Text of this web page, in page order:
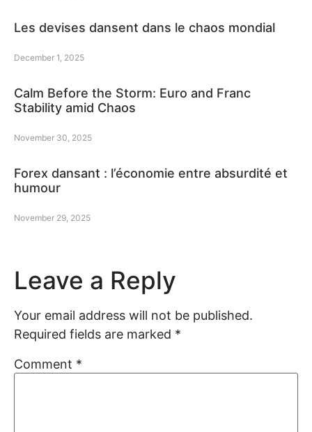
Les devises dansent dans le chaos mondial
December 1, 2025
Calm Before the Storm: Euro and Franc
Stability amid Chaos
November 30, 2025
Forex dansant : l’économie entre absurdité et
humour
November 29, 2025
Leave a Reply
Your email address will not be published.
Required fields are marked *
Comment *